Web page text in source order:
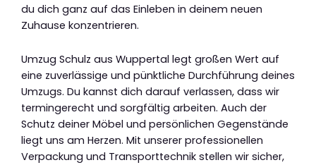
du dich ganz auf das Einleben in deinem neuen
Zuhause konzentrieren.
Umzug Schulz aus Wuppertal legt großen Wert auf
eine zuverlässige und pünktliche Durchführung deines
Umzugs. Du kannst dich darauf verlassen, dass wir
termingerecht und sorgfältig arbeiten. Auch der
Schutz deiner Möbel und persönlichen Gegenstände
liegt uns am Herzen. Mit unserer professionellen
Verpackung und Transporttechnik stellen wir sicher,